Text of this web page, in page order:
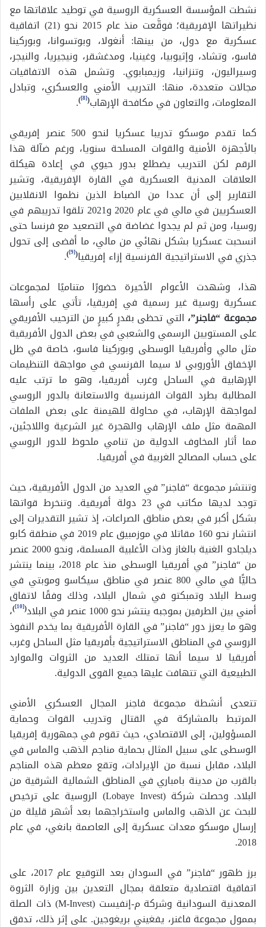
نشطت المؤسسة العسكرية الروسية في توطيد علاقاتها مع
نظيراتها الإفريقية؛ فوقَّعت منذ عام 2015 نحو (21) اتفاقية
عسكرية مع دول، من بينها: أنغولا، وبوتسوانا، وبوركينا
فاسو، وتشاد، وإثيوبيا، وغينيا، ومدغشقر، ونيجيريا، والنيجر،
وسيراليون، وتنزانيا، وزيمبابوي. وتشمل هذه الاتفاقيات
مجالات متعددة، منها: التدريب الأمني والعسكري، وتبادل
المعلومات، والتعاون في مكافحة الإرهاب(
[8]
)
.
كما تقدم موسكو تدريبا عسكريا لنحو 500 عنصر إفريقي
بالأجهزة الأمنية والقوات المسلحة سنويا، ورغم ضآلة هذا
الرقم لكن التدريب يضطلع بدور حيوي في إعادة هيكلة
العلاقات المدنية العسكرية في القارة الإفريقية، وتشير
التقارير إلى أن عددا من الضباط الذين نظموا الانقلابين
العسكريين في مالي في عام 2020 و2021 تلقوا تدريبهم في
روسيا، ومن ثم لم يجدوا غضاضة في التصعيد مع فرنسا حتى
انسحبت عسكريا بشكل نهائي من مالي، ما أفضى إلى تحول
جذري في الاستراتيجية الفرنسية إزاء إفريقيا(
[9]
)
.
هذا، وشهدت الأعوام الأخيرة حضورًا متناميًا لمجموعات
عسكرية روسية غير رسمية في إفريقيا، تأتي على رأسها
مجموعة “فاجنر”، التي تحظى بقدرٍ كبيرٍ من الترحيب الأفريقي
على المستويين الرسمي والشعبي في بعض الدول الأفريقية
مثل مالي وأفريقيا الوسطى وبوركينا فاسو، خاصة في ظل
الإخفاق الأوروبي لا سيما الفرنسي في مواجهة التنظيمات
الإرهابية في الساحل وغرب أفريقيا، وهو ما ترتب عليه
المطالبة بطرد القوات الفرنسية والاستعانة بالدور الروسي
لمواجهة الإرهاب، في محاولة للهيمنة على بعض الملفات
المهمة مثل ملف الإرهاب والهجرة غير الشرعية واللاجئين،
مما أثار المخاوف الدولية من تنامي ملحوظ للدور الروسي
على حساب المصالح الغربية في أفريقيا.
وتنتشر مجموعة “فاجنر” في العديد من الدول الأفريقية، حيث
توجد لديها مكاتب في 23 دولة أفريقية. وتنخرط قواتها
بشكل أكبر في بعض مناطق الصراعات، إذ تشير التقديرات إلى
انتشار نحو 160 مقاتلا في موزمبيق عام 2019 في منطقة كابو
ديلجادو الغنية بالغاز وذات الأغلبية المسلمة، ونحو 2000 عنصر
من “فاجنر” في أفريقيا الوسطى منذ عام 2018، بينما ينتشر
حاليًّا في مالي 800 عنصر في مناطق سيكاسو وموبتي في
وسط البلاد وتمبكتو في شمال البلاد، وذلك وفقًا لاتفاق
أمني بين الطرفين بموجبه ينتشر نحو 1000 عنصر في البلاد
(
[10]
)،
وهو ما يعزز دور “فاجنر” في القارة الأفريقية بما يخدم النفوذ
الروسي في المناطق الاستراتيجية بأفريقيا مثل الساحل وغرب
أفريقيا لا سيما أنها تمتلك العديد من الثروات والموارد
الطبيعية التي تتهافت عليها جميع القوى الدولية.
تتعدى أنشطة مجموعة فاجنر المجال العسكري الأمني
المرتبط بالمشاركة في القتال وتدريب القوات وحماية
المسؤولين، إلى الاقتصادي، حيث تقوم في جمهورية إفريقيا
الوسطى على سبيل المثال بحماية مناجم الذهب والماس في
البلاد، مقابل نسبة من الإيرادات، وتقع معظم هذه المناجم
بالقرب من مدينة بامباري في المناطق الشمالية الشرقية من
البلاد. وحصلت شركة (Lobaye Invest) الروسية على ترخيص
للبحث عن الذهب والماس واستخراجهما بعد أشهر قليلة من
إرسال موسكو معدات عسكرية إلى العاصمة بانغي، في عام
2018.
برز ظهور “فاجنر” في السودان بعد التوقيع عام 2017، على
اتفاقية اقتصادية متعلقة بمجال التعدين بين وزارة الثروة
المعدنية السودانية وشركة م-إنفيست (M-Invest) ذات الصلة
بممول مجموعة فاغنر، يفغيني بريغوجين. على إثر ذلك، تدفق